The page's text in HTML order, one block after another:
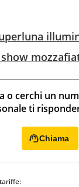
o cerchi un
ti
Chiama